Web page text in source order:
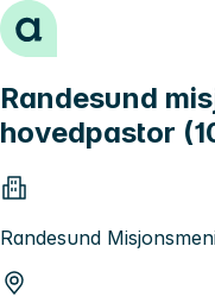
Hopp til innhold
Randesund
hovedpastor
Randesund